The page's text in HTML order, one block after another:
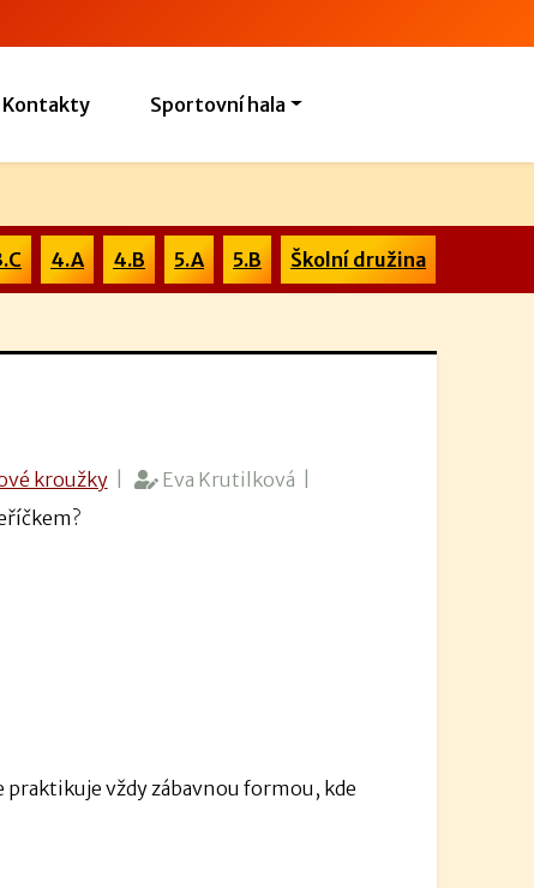
Kontakty Sportovní hala
4.A 4.B 5.A 5.B Školní družina
kroužky|
Eva Krutilková |
praktikuje vždy zábavnou formou, kde